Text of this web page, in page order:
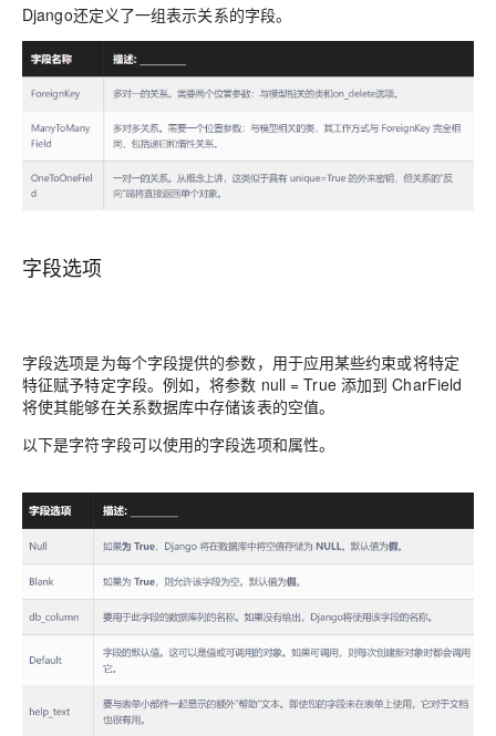
Django还定义了一组表示关系的字段。
字段选项
字段选项是为每个字段提供的参数，用于应用某些约束或将特定
特征赋予特定字段。例如，将参数 null = True 添加到 CharField
将使其能够在关系数据库中存储该表的空值。
以下是字符字段可以使用的字段选项和属性。